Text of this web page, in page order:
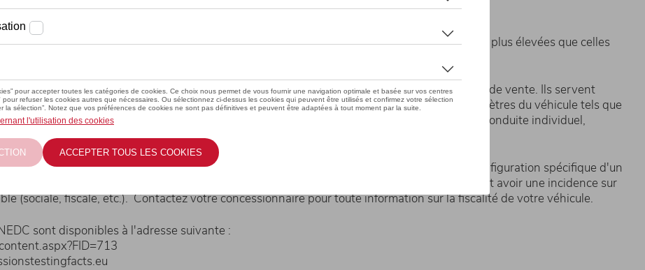
sont homologués WLTP.
de carburant et les émissions de CO2 mesurées selon la norme WLTP sont souvent plus élevées que celles
de valeurs, ils ne se réfèrent pas à un véhicule particulier et ne font pas partie de l'offre de vente. Ils servent
équipements et accessoires supplémentaires peuvent entraîner une altération des paramètres du véhicule tels que
Ces paramètres, combinés aux conditions météorologiques et de circulation et au style de conduite individuel,
d'énergie, les émissions de CO2 et les performances du véhicule.
fournies à titre indicatif uniquement. Il est possible que les valeurs indiquées pour une configuration spécifique d'un
au moment de la livraison du véhicule. En outre, cette différence éventuelle pourrait avoir une incidence sur
(sociale, fiscale, etc.). Contactez votre concessionnaire pour toute information sur la fiscalité de votre véhicule.
sont disponibles à l'adresse suivante :